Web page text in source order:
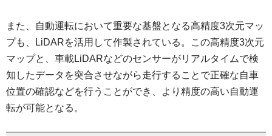
また、自動運転において重要な基盤となる高精度3次元マッ
プも、LiDARを活用して作製されている。この高精度3次元
マップと、車載LiDARなどのセンサーがリアルタイムで検
知したデータを突合させながら走行することで正確な自車
位置の確認などを行うことができ、より精度の高い自動運
転が可能となる。